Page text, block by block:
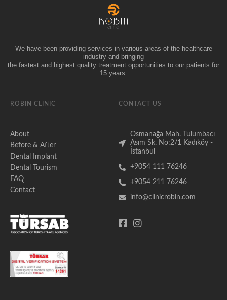
We have been providing services in various areas of the healthcare
industry and bringing
the fastest and highest quality treatment opportunities to our patients for
15 years.
ROBIN CLINIC
About
Before & After
Dental Implant
Dental Tourism
FAQ
Contact
CONTACT US
Osmanağa Mah. Tulumbacı
Asım Sk. No:2/1 Kadıköy -
İstanbul
+9054 111 76246
+9054 211 76246
info@clinicrobin.com